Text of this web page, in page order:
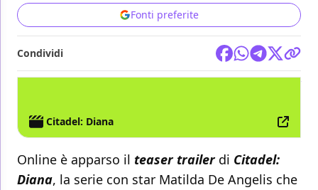
Fonti preferite
Condividi
Citadel: Diana
Online è apparso il teaser trailerdi Citadel:
Diana, la serie con star Matilda De Angelis che